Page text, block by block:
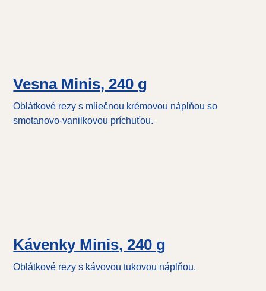
Vesna Minis, 240 g
Oblátkové rezy s mliečnou krémovou náplňou so
smotanovo-vanilkovou príchuťou.
Kávenky Minis, 240 g
Oblátkové rezy s kávovou tukovou náplňou.